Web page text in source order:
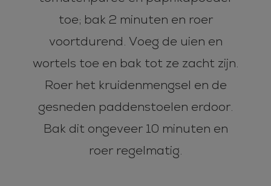
toe; bak 2 minuten en roer
voortdurend. Voeg de uien en
wortels toe en bak tot ze zacht zijn.
Roer het kruidenmengsel en de
gesneden paddenstoelen erdoor.
Bak dit ongeveer 10 minuten en
roer regelmatig.